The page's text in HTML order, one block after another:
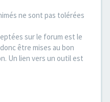
ne sont pas tolérées
sur le forum est le
être mises au bon
Un lien vers un outil est